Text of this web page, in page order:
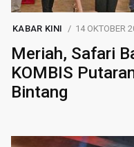
KABAR KINI 14 OKTOBER
Meriah, Safari
KOMBIS
Bintang